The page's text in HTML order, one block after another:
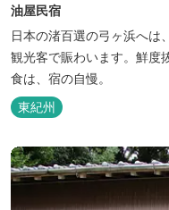
油屋民宿
日本の渚百選の弓ヶ浜へは
観光客で賑わいます。鮮度
食は、宿の自慢。
東紀州